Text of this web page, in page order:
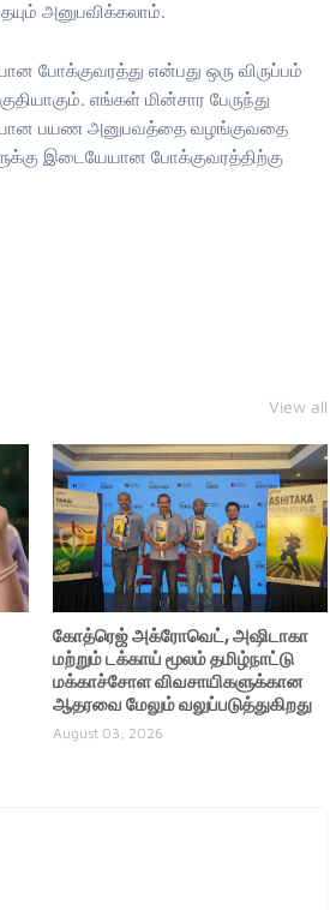
அனுபவிக்கலாம்.
போக்குவரத்து என்பது ஒரு விருப்பம்
எங்கள் மின்சார பேருந்து
பயண அனுபவத்தை வழங்குவதை
இடையேயான போக்குவரத்திற்கு
View all
கோத்ரெஜ் அக்ரோவெட், அஷிடாகா
மற்றும் டக்காய் மூலம் தமிழ்நாட்டு
மக்காச்சோள விவசாயிகளுக்கான
ஆதரவை மேலும் வலுப்படுத்துகிறது
August 03, 2026